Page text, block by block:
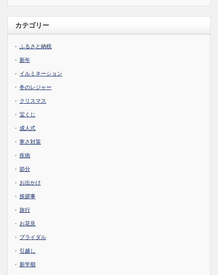
カテゴリー
ふるさと納税
新年
イルミネーション
冬のレジャー
クリスマス
宝くじ
成人式
寒さ対策
疾病
節分
お出かけ
挨拶事
旅行
お花見
ブライダル
引越し
新学期